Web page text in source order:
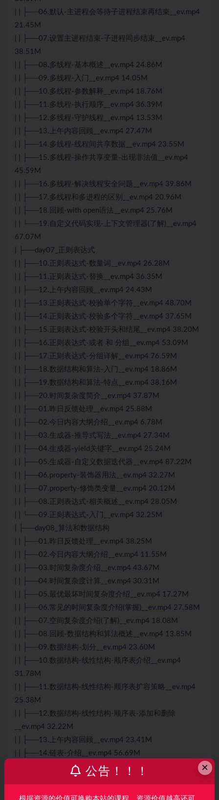
| | ├──06.默认-主进程会等待子进程结束再结束__ev.mp4
21.45M
| | ├──07.设置主进程结束-子进程同步结束__ev.mp4
38.51M
| | ├──08.多线程-基本概述__ev.mp4 24.86M
| | ├──09.多线程-入门__ev.mp4 14.05M
| | ├──10.多线程-参数解释__ev.mp4 18.76M
| | ├──11.多线程-执行顺序__ev.mp4 36.39M
| | ├──12.多线程-守护线程__ev.mp4 13.53M
| | ├──13.上午内容回顾__ev.mp4 27.47M
| | ├──14.多线程-线程间共享数据__ev.mp4 23.55M
| | ├──15.多线程-操作共享变量-出现非法值__ev.mp4
45.59M
| | ├──16.多线程-解决线程安全问题__ev.mp4 39.86M
| | ├──17.多线程和多进程的区别__ev.mp4 20.96M
| | ├──18.回顾-with open语法__ev.mp4 25.76M
| | └──19.自定义代码实现-上下文管理器(了解)__ev.mp4
67.07M
| ├──day07_正则表达式
| | ├──10.正则表达式-数量词__ev.mp4 26.28M
| | ├──11.正则表达式-替换__ev.mp4 36.35M
| | ├──12.上午内容回顾__ev.mp4 24.43M
| | ├──13.正则表达式-校验单个字符__ev.mp4 48.70M
| | ├──14.正则表达式-校验多个字符__ev.mp4 37.65M
| | ├──15.正则表达式-校验开头和结尾__ev.mp4 38.20M
| | ├──16.正则表达式-或者 和 分组__ev.mp4 53.09M
| | ├──17.正则表达式-分组详解__ev.mp4 76.59M
| | ├──18.数据结构和算法-入门__ev.mp4 18.86M
| | ├──19.数据结构和算法-特点__ev.mp4 38.16M
| | ├──20.时间复杂度简介__ev.mp4 37.87M
| | ├──01.昨日反馈处理__ev.mp4 25.88M
| | ├──02.今日内容大纲介绍__ev.mp4 6.78M
| | ├──03.生成器-推导式写法__ev.mp4 27.34M
| | ├──04.生成器-yield关键字__ev.mp4 25.24M
| | ├──05.生成器-自定义数据迭代器__ev.mp4 87.22M
| | ├──06.property-装饰器用法__ev.mp4 32.27M
| | ├──07.property-修饰类变量__ev.mp4 20.12M
| | ├──08.正则表达式-相关概述__ev.mp4 28.05M
| | └──09.正则表达式-入门__ev.mp4 32.25M
| ├──day08_算法和数据结构
| | ├──01.昨日反馈处理__ev.mp4 38.25M
| | ├──02.今日内容大纲介绍__ev.mp4 11.55M
| | ├──03.时间复杂度介绍__ev.mp4 43.67M
| | ├──04.时间复杂度计算__ev.mp4 30.31M
| | ├──05.最优最坏时间复杂度介绍__ev.mp4 17.27M
| | ├──06.常见的时间复杂度介绍(掌握)__ev.mp4 27.58M
| | ├──07.空间复杂度介绍(了解)__ev.mp4 18.08M
| | ├──08.回顾-数据结构和算法概述__ev.mp4 13.85M
| | ├──09.数据结构-划分__ev.mp4 23.60M
| | ├──10.数据结构-线性结构-顺序表介绍__ev.mp4
31.78M
| | ├──11.数据结构-线性结构-顺序表扩容策略__ev.mp4
25.38M
| | ├──12.数据结构-线性结构-顺序表-添加和删除
__ev.mp4 32.22M
| | ├──13.上午内容回顾__ev.mp4 23.41M
| | ├──14.链表-介绍__ev.mp4 56.69M
| | ├──15.自定义代码模拟链表-创建节点类__ev.mp4
| | ├──16.链表类-架构搭建__ev.mp4 36.93M
×
公告！！！